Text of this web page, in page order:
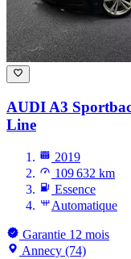
AUDI A3
Line
2019
109 632 km
Essence
Automatique
Garantie 12 mois
Annecy (74)